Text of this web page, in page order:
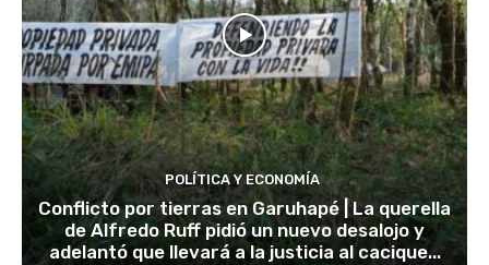
POLÍTICA Y ECONOMÍA
Conflicto por tierras en Garuhapé | La querella
de Alfredo Ruff pidió un nuevo desalojo y
adelantó que llevará a la justicia al cacique...